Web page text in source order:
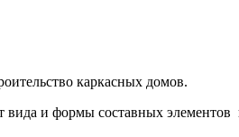
каркасных домов.
вида и формы составных